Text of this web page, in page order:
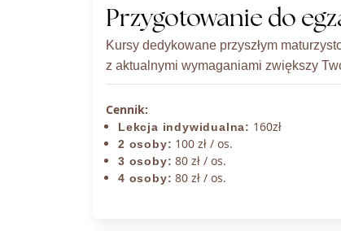
Przygotowanie do
Kursy dedykowane przyszłym
z aktualnymi wymaganiami zwiększy
Cennik:
Lekcja indywidualna: 160zł
2 osoby: 100 zł / os.
3 osoby: 80 zł / os.
4 osoby: 80 zł / os.